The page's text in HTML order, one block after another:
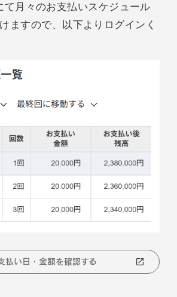
て月々のお支払いスケジュール
ますので、以下よりログインく
払い日・金額を確認する